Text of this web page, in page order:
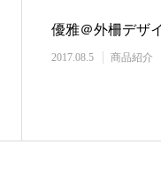
優雅＠外柵デザ
2017.08.5 商品紹介